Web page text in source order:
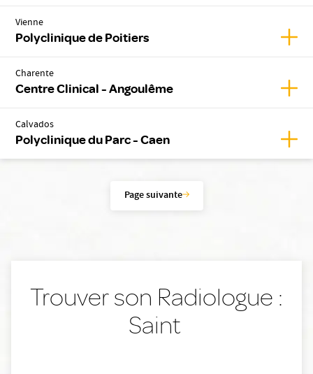
Vienne
Polyclinique de Poitiers
Charente
Centre Clinical - Angoulême
Calvados
Polyclinique du Parc - Caen
Page suivante
Trouver son Radiologue :
Saint